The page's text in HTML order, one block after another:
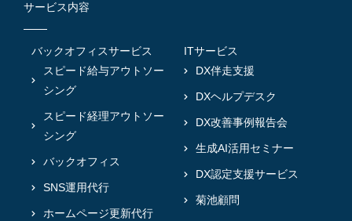
サービス内容
バックオフィスサービス
スピード給与アウトソー
シング
スピード経理アウトソー
シング
バックオフィス
SNS運用代行
ホームページ更新代行
ITサービス
DX伴走支援
DXヘルプデスク
DX改善事例報告会
生成AI活用セミナー
DX認定支援サービス
菊池顧問